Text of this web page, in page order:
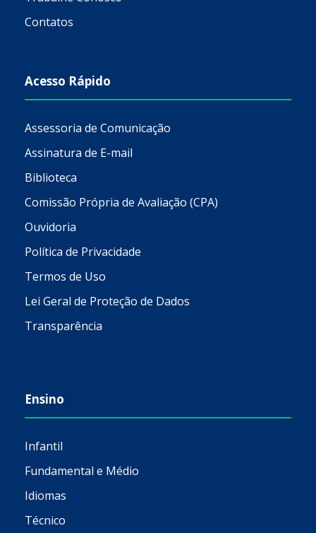
Contatos
Acesso Rápido
Assessoria de Comunicação
Assinatura de E-mail
Biblioteca
Comissão Própria de Avaliação (CPA)
Ouvidoria
Política de Privacidade
Termos de Uso
Lei Geral de Proteção de Dados
Transparência
Ensino
Infantil
Fundamental e Médio
Idiomas
Técnico